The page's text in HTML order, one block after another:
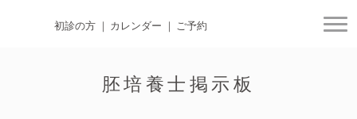
初診の方 カレンダー ご予約
胚培養士掲示板